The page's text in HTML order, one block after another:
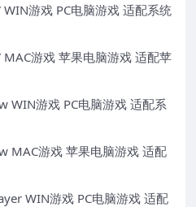
游戏 PC电脑游戏 适配系统
游戏 苹果电脑游戏 适配苹
WIN游戏 PC电脑游戏 适配系
MAC游戏 苹果电脑游戏 适配
WIN游戏 PC电脑游戏 适配